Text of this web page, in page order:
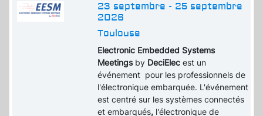
23 septembre - 25 septembre
2026
Toulouse
Electronic Embedded Systems
Meetingsby DeciElecest un
événement pour les professionnels de
l'électronique embarquée. L'événement
est centré sur les systèmes connectés
et embarqués, l'électronique de